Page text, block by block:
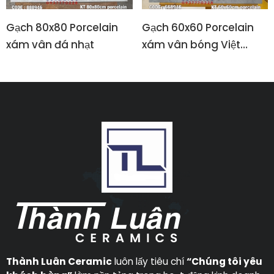
Gạch 80x80 Porcelain
xám vân đá nhạt
Gạch 60x60 Porcelain
xám vân bóng Việt
Thành Luân Ceramicluôn lấy tiêu chí“Chúng tôi yêu